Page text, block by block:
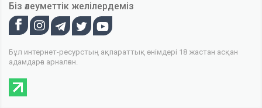
Біз әлеуметтік желілердеміз
Бұл интернет-ресурстың ақпараттық өнімдері 18 жастан асқан
адамдарға арналған.